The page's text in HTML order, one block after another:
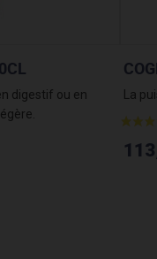
confite et
Des
curry.